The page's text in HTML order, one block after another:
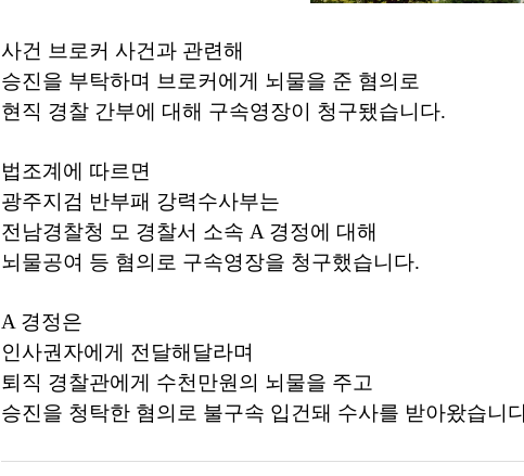
사건 브로커 사건과 관련해
승진을 부탁하며 브로커에게 뇌물을 준 혐의로
현직 경찰 간부에 대해 구속영장이 청구됐습니다.
법조계에 따르면
광주지검 반부패 강력수사부는
전남경찰청 모 경찰서 소속 A 경정에 대해
뇌물공여 등 혐의로 구속영장을 청구했습니다.
A 경정은
인사권자에게 전달해달라며
퇴직 경찰관에게 수천만원의 뇌물을 주고
승진을 청탁한 혐의로 불구속 입건돼 수사를 받아왔습니